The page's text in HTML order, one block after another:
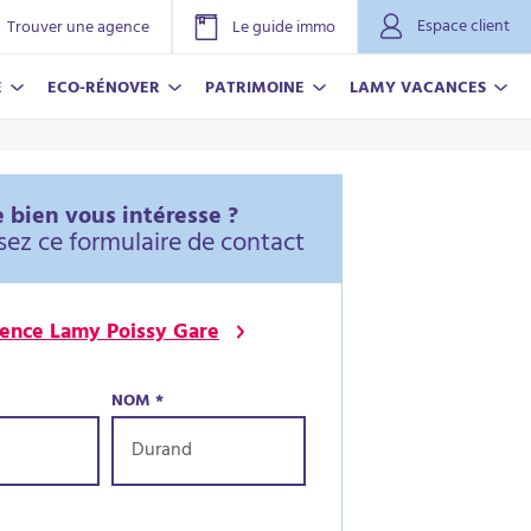
Trouver une agence Le guide immo
Espace client
ECO-RÉNOVER PATRIMOINE LAMY VACANCES
bien vous intéresse ?
ce formulaire de contact
Lamy Poissy Gare
NOM*